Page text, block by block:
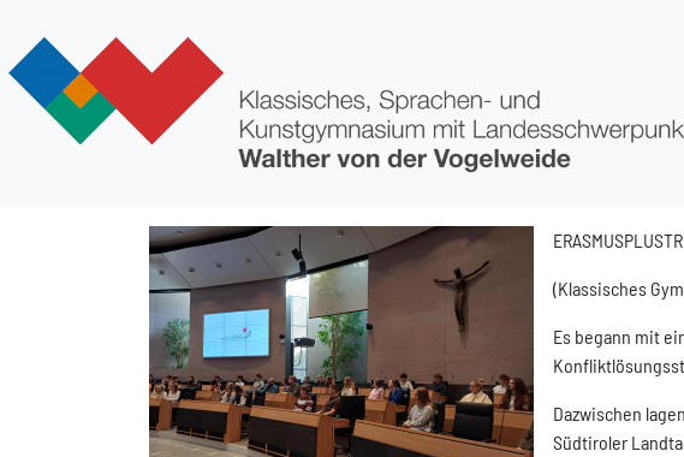
Bild
(Klassisches
Es begann mit
Dazwischen
Südtiroler